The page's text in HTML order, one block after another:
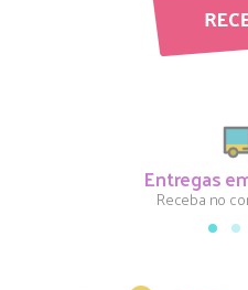
Entregas
Receba no